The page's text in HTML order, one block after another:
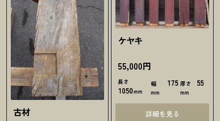
古材
ケヤキ
55,000円
長さ
1050mm
幅 175
mm
厚さ 55
mm
詳細を見る